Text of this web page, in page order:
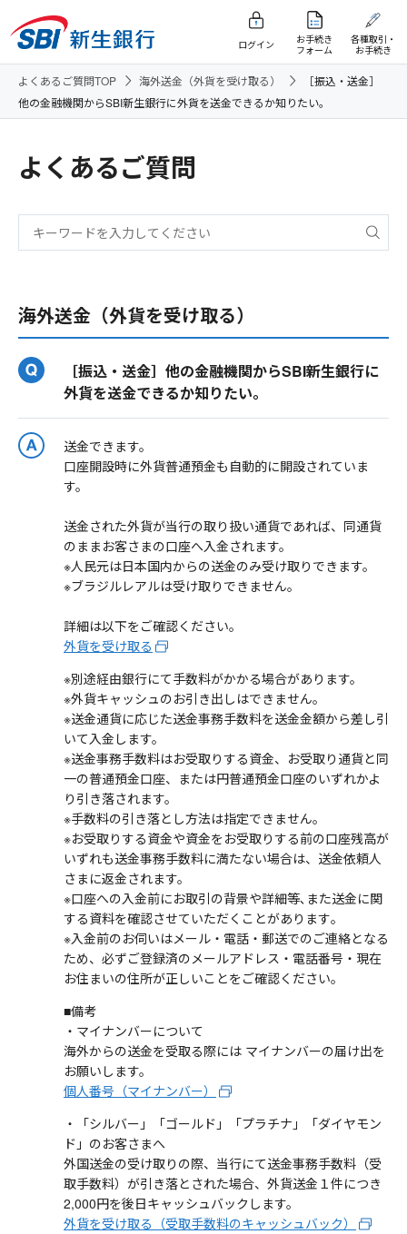
ログイン
お手続き
フォーム
各種取引・
お手続き
よくあるご質問TOP 海外送金（外貨を受け取る）
［振込・送金］
他の金融機関からSBI新生銀行に外貨を送金できるか知りたい。
よくあるご質問
海外送金（外貨を受け取る）
［振込・送金］他の金融機関からSBI新生銀行に
外貨を送金できるか知りたい。
送金できます。
口座開設時に外貨普通預金も自動的に開設されていま
す。
送金された外貨が当行の取り扱い通貨であれば、同通貨
のままお客さまの口座へ入金されます。
※人民元は日本国内からの送金のみ受け取りできます。
※ブラジルレアルは受け取りできません。
詳細は以下をご確認ください。
外貨を受け取る
※別途経由銀行にて手数料がかかる場合があります。
※外貨キャッシュのお引き出しはできません。
※送金通貨に応じた送金事務手数料を送金金額から差し引
いて入金します。
※送金事務手数料はお受取りする資金、お受取り通貨と同
一の普通預金口座、または円普通預金口座のいずれかよ
り引き落されます。
※手数料の引き落とし方法は指定できません。
※お受取りする資金や資金をお受取りする前の口座残高が
いずれも送金事務手数料に満たない場合は、送金依頼人
さまに返金されます。
※口座への入金前にお取引の背景や詳細等､また送金に関
する資料を確認させていただくことがあります｡
※入金前のお伺いはメール・電話・郵送でのご連絡となる
ため、必ずご登録済のメールアドレス・電話番号・現在
お住まいの住所が正しいことをご確認ください。
■備考
・マイナンバーについて
海外からの送金を受取る際には マイナンバーの届け出を
お願いします。
個人番号（マイナンバー）
・「シルバー」「ゴールド」「プラチナ」「ダイヤモン
ド」のお客さまへ
外国送金の受け取りの際、当行にて送金事務手数料（受
取手数料）が引き落とされた場合、外貨送金１件につき
2,000円を後日キャッシュバックします。
外貨を受け取る（受取手数料のキャッシュバック）